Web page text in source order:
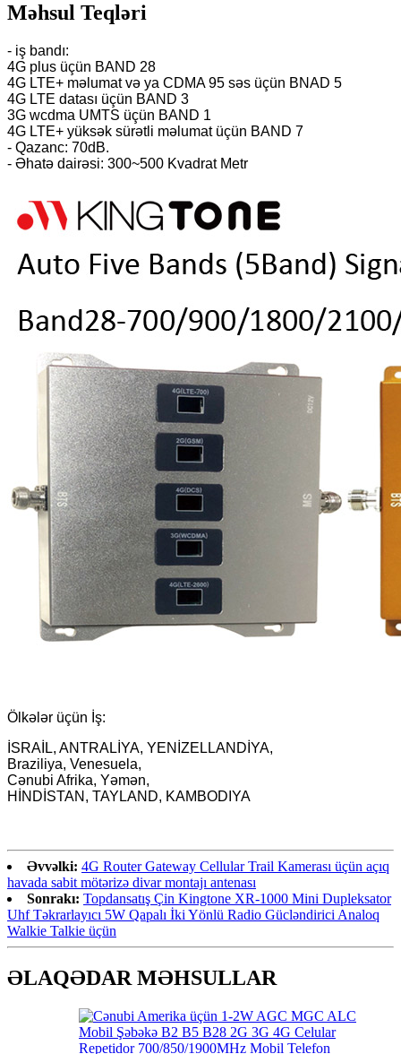
Məhsul Teqləri
- iş bandı:
4G plus üçün BAND 28
4G LTE+ məlumat və ya CDMA 95 səs üçün BNAD 5
4G LTE datası üçün BAND 3
3G wcdma UMTS üçün BAND 1
4G LTE+ yüksək sürətli məlumat üçün BAND 7
- Qazanc: 70dB.
- Əhatə dairəsi: 300~500 Kvadrat Metr
Ölkələr üçün İş:
İSRAİL, ANTRALİYA, YENİZELLANDİYA,
Braziliya, Venesuela,
Cənubi Afrika, Yəmən,
HİNDİSTAN, TAYLAND, KAMBODIYA
Əvvəlki: 4G Router Gateway Cellular Trail Kamerası üçün açıq
havada sabit mötərizə divar montajı antenası
Sonrakı: Topdansatış Çin Kingtone XR-1000 Mini Dupleksator
Uhf Təkrarlayıcı 5W Qapalı İki Yönlü Radio Gücləndirici Analoq
Walkie Talkie üçün
ƏLAQƏDAR MƏHSULLAR